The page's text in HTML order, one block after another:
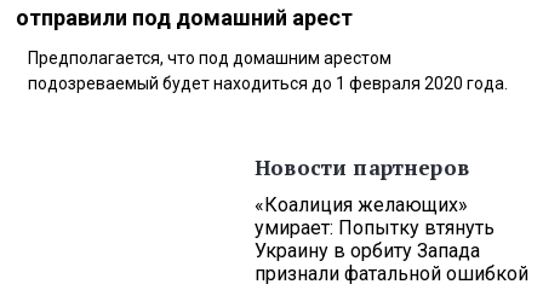
отправили под домашний арест
Предполагается, что под домашним арестом
подозреваемый будет находиться до 1 февраля 2020 года.
Новости партнеров
«Коалиция желающих»
умирает: Попытку втянуть
Украину в орбиту Запада
признали фатальной ошибкой